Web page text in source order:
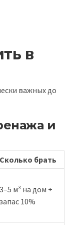
в
важных до
и
Сколько брать
3–5 м³ на дом +
запас 10%